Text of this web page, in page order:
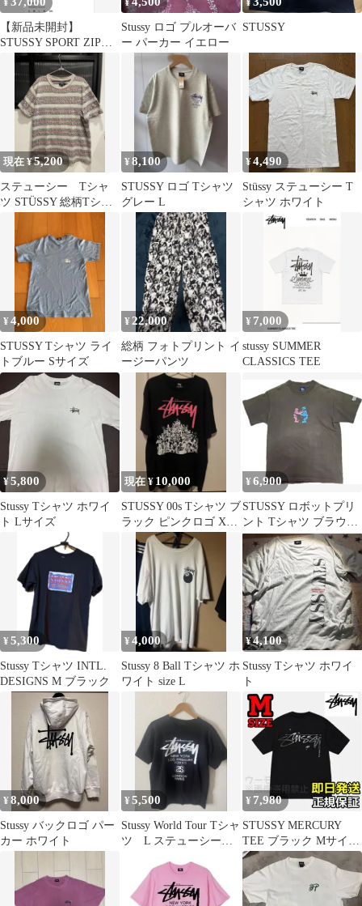
¥
【新品未開封】
STUSSY SPORT ZIP
HOODIE 黒 L
¥
Stussy ロゴ プルオーバ
ー パーカー イエロー
¥
STUSSY
現在 ¥5,200
ステューシー Tシャ
ツ STÜSSY 総柄Tシャ
¥8,100
STUSSY ロゴ Tシャツ
グレー L
¥4,490
Stüssy ステューシー T
シャツ ホワイト
¥4,000
STUSSY Tシャツ ライ
トブルー Sサイズ
¥22,000
総柄 フォトプリント イ
ージーパンツ
¥ 7,000
stussy SUMMER
CLASSICS TEE
¥5,800
Stussy Tシャツ ホワイ
ト Lサイズ
現在 ¥ 10,000
STUSSY 00s Tシャツ ブ
ラック ピンクロゴ XL
古着
¥ 6,900
STUSSY ロボットプリ
ント Tシャツ ブラウン
Mサイズ
¥5,300
Stussy Tシャツ INTL.
DESIGNS M ブラック
¥4,000
Stussy 8 Ball Tシャツ ホ
ワイト size L
¥4,100
Stussy Tシャツ ホワイ
ト
¥8,000
Stussy バックロゴ パー
カー ホワイト
¥5,500
Stussy World Tour Tシャ
ツ L ステューシーワ
¥ 7,980
STUSSY MERCURY
TEE ブラック Mサイズ
ステューシー